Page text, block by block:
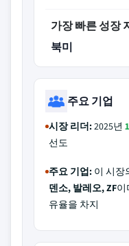
가장 빠른 성장
북미
주요 기업
시장 리더:2025년
선도
주요 기업: 이 시장
덴소, 발레오, ZF이
유율을 차지